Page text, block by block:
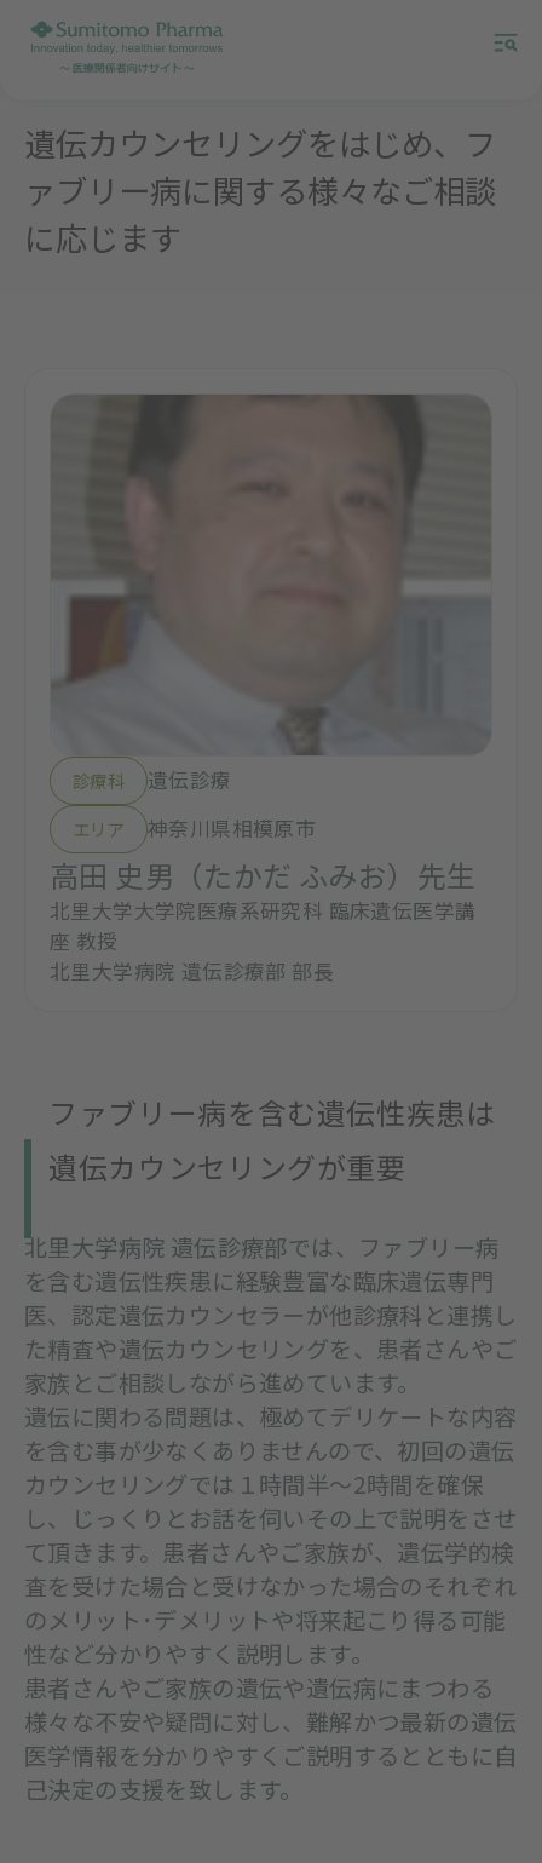
遺伝カウンセリングをはじめ、フ
ァブリー病に関する様々なご相談
に応じます
診療科 遺伝診療
エリア 神奈川県相模原市
高田 史男（たかだ ふみお）先生
北里大学大学院医療系研究科 臨床遺伝医学講
座 教授
北里大学病院 遺伝診療部 部長
ファブリー病を含む遺伝性疾患は
遺伝カウンセリングが重要
北里大学病院 遺伝診療部では、ファブリー病
を含む遺伝性疾患に経験豊富な臨床遺伝専門
医、認定遺伝カウンセラーが他診療科と連携し
た精査や遺伝カウンセリングを、患者さんやご
家族とご相談しながら進めています。
遺伝に関わる問題は、極めてデリケートな内容
を含む事が少なくありませんので、初回の遺伝
カウンセリングでは１時間半〜2時間を確保
し、じっくりとお話を伺いその上で説明をさせ
て頂きます。患者さんやご家族が、遺伝学的検
査を受けた場合と受けなかった場合のそれぞれ
のメリット･デメリットや将来起こり得る可能
性など分かりやすく説明します。
患者さんやご家族の遺伝や遺伝病にまつわる
様々な不安や疑問に対し、難解かつ最新の遺伝
医学情報を分かりやすくご説明するとともに自
己決定の支援を致します。